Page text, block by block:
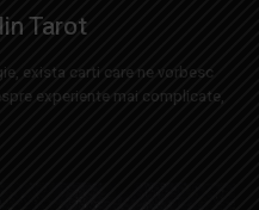
Tarot
exista carti care ne vorbesc
experiente mai complicate,